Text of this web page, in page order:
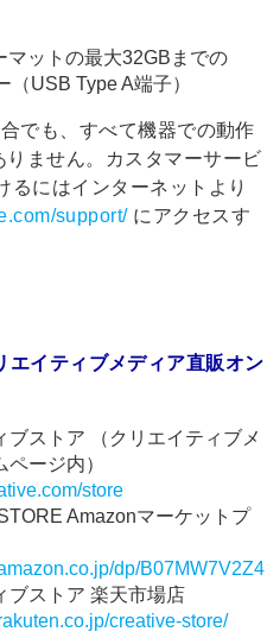
マットの最大32GBまでの
（USB Type A端子）
でも、すべて機器での動作
ません。カスタマーサービ
るにはインターネットより
support/ にアクセスす
イティブメディア直販オン
ブストア （クリエイティブメ
ージ内）
store
Amazonマーケットプ
dp/B07MW7V2Z4
ブストア 楽天市場店
creative-store/